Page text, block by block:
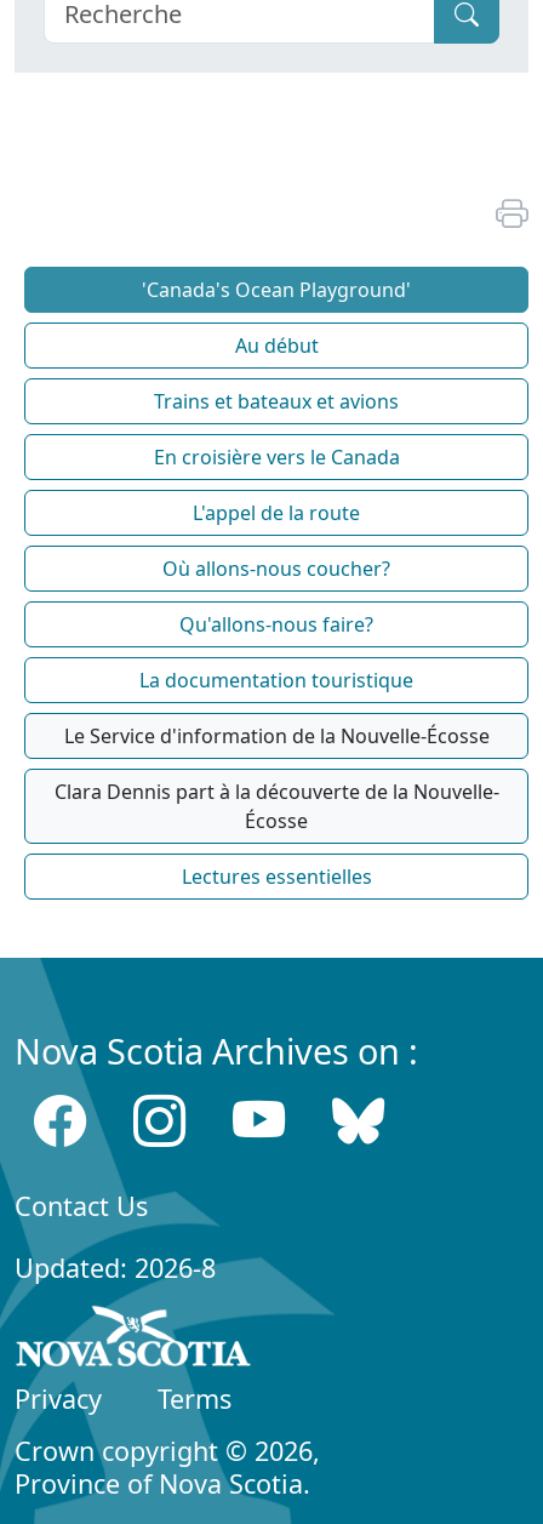
'Canada's Ocean Playground'
Au début
Trains et bateaux et avions
En croisière vers le Canada
L'appel de la route
Où allons-nous coucher?
Qu'allons-nous faire?
La documentation touristique
Le Service d'information de la Nouvelle-Écosse
Clara Dennis part à la découverte de la Nouvelle-
Écosse
Lectures essentielles
Nova Scotia Archives on :
Contact Us
Updated: 2026-8
Privacy
Terms
Crown copyright © 2026,
Province of Nova Scotia.